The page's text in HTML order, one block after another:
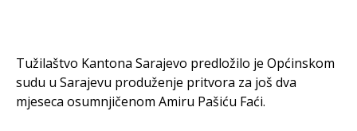
Tužilaštvo Kantona Sarajevo predložilo je Općinskom
sudu u Sarajevu produženje pritvora za još dva
mjeseca osumnjičenom Amiru Pašiću Faći.